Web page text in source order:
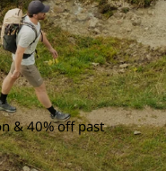
& 40% off past